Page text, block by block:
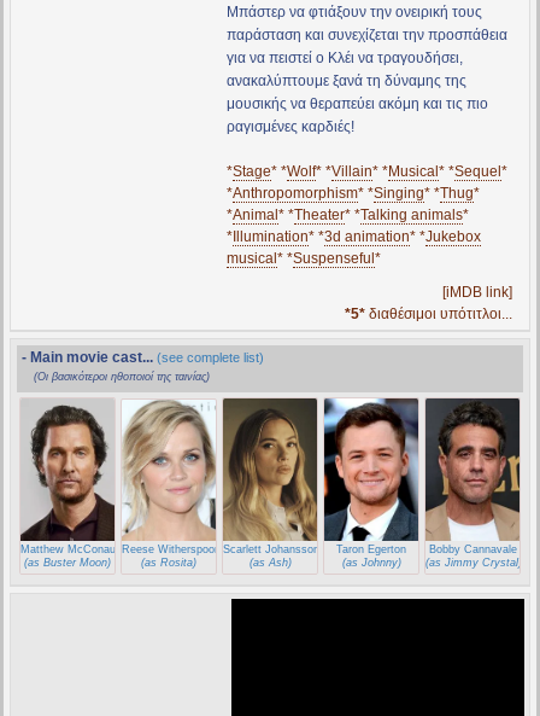
Μπάστερ να φτιάξουν την ονειρική τους
παράσταση και συνεχίζεται την προσπάθεια
για να πειστεί ο Κλέι να τραγουδήσει,
ανακαλύπτουμε ξανά τη δύναμης της
μουσικής να θεραπεύει ακόμη και τις πιο
ραγισμένες καρδιές!
*Stage* *Wolf* *Villain* *Musical * *Sequel *
*Anthropomorphism* *Singing* *Thug*
*Animal * *Theater* *Talking animals*
*Illumination* *3d animation* *Jukebox
musical * *Suspenseful *
[iMDB link]
*5* διαθέσιμοι υπότιτλοι...
- Main movie cast... (see complete list)
(Οι βασικότεροι ηθοποιοί της ταινίας)
Matthew McConaughey
(as Buster Moon)
Reese Witherspoon
(as Rosita)
Scarlett Johansson
(as Ash)
Taron Egerton
(as Johnny)
Bobby Cannavale
(as Jimmy Crystal)